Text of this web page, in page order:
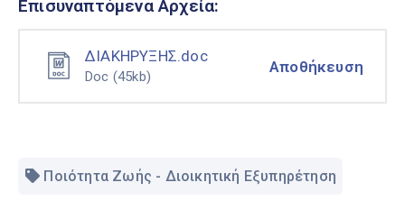
Επισυναπτόμενα Αρχεία:
ΔΙΑΚΗΡΥΞΗΣ.doc
Doc (45kb)
Αποθήκευση
Ποιότητα Ζωής - Διοικητική Εξυπηρέτηση